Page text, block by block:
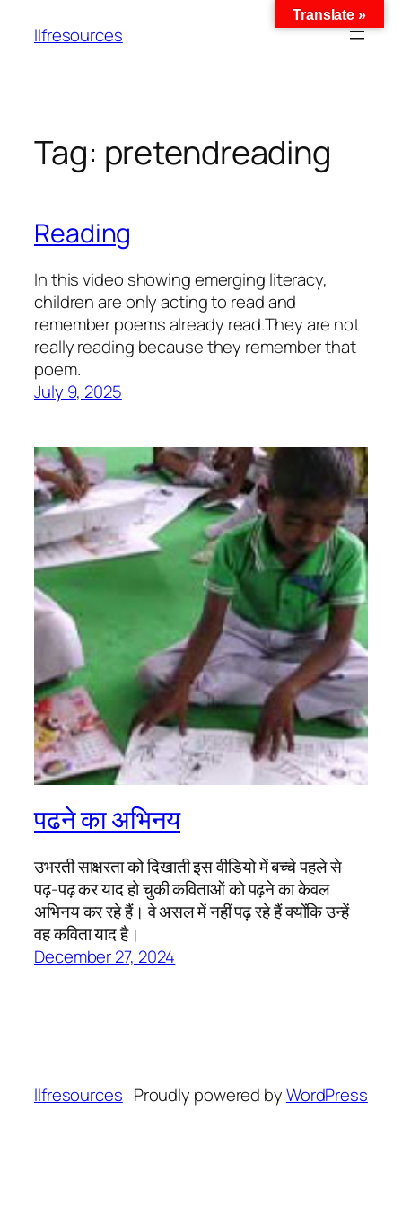
llfresources
Tag: pretendreading
Reading
In this video showing emerging literacy,
children are only acting to read and
remember poems already read.They are not
really reading because they remember that
poem.
July 9, 2025
पढने का अभिनय
उभरती साक्षरता को दिखाती इस वीडियो में बच्चे पहले से
पढ़-पढ़ कर याद हो चुकी कविताओं को पढ़ने का केवल
अभिनय कर रहे हैं। वे असल में नहीं पढ़ रहे हैं क्योंकि उन्हें
वह कविता याद है।
December 27, 2024
llfresources Proudly powered byWordPress
Translate »